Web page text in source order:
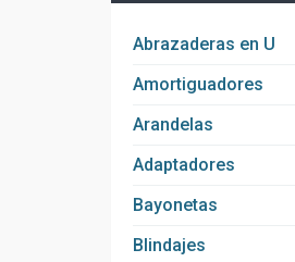
Abrazaderas en U
Amortiguadores
Arandelas
Adaptadores
Bayonetas
Blindajes